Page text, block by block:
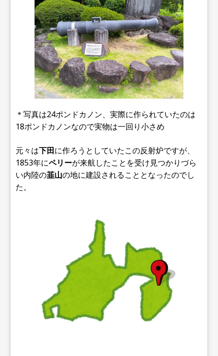
＊写真は24ポンドカノン、実際に作られていたのは
18ポンドカノンなので実物は一回り小さめ
元々は下田に作ろうとしていたこの反射炉ですが、
1853年にペリーが来航したことを受け見つかりづら
い内陸の韮山の地に建設されることとなったのでし
た。